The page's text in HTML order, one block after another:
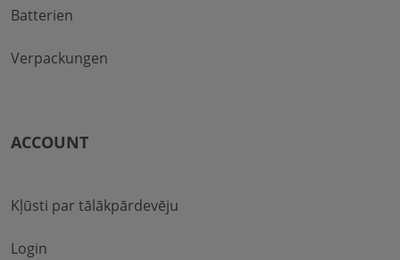
Batterien
Verpackungen
ACCOUNT
Kļūsti par tālākpārdevēju
Login